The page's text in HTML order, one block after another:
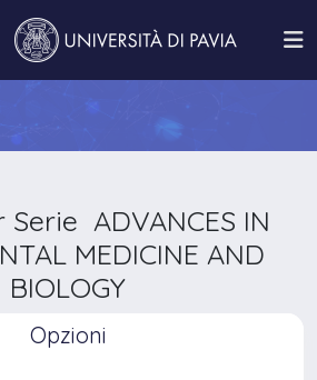
ADVANCES IN
MEDICINE AND
BIOLOGY
Opzioni